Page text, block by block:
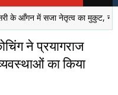
आँगन में सजा नेतृत्व का मुकुट, नई पीढ़ी
ने प्रयागराज
का किया